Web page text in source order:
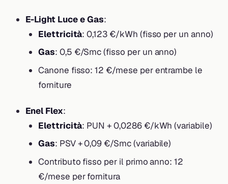
E-Light Luce e Gas:
Elettricità: 0,123 €/kWh (fisso per un anno)
Gas: 0,5 €/Smc (fisso per un anno)
Canone fisso: 12 €/mese per entrambe le
forniture
Enel Flex:
Elettricità: PUN + 0,0286 €/kWh (variabile)
Gas: PSV + 0,09 €/Smc (variabile)
Contributo fisso per il primo anno: 12
€/mese per fornitura